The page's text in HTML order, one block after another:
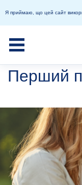
Я приймаю, що цей сайт
Перший